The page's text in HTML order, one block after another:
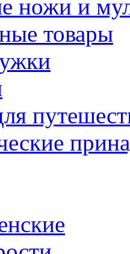
ножи и
товары